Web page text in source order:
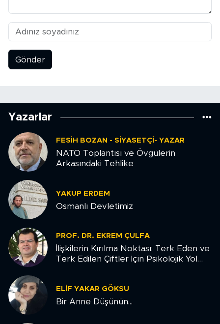
Gönder
Yazarlar
FESIH BOZAN - SIYASETÇI- YAZAR
NATO Toplantısı ve Övgülerin
Arkasındaki Tehlike
YAKUP ERDEM
Osmanlı Devletimiz
PROF. DR. EKREM ÇULFA
İlişkilerin Kırılma Noktası: Terk Eden ve
Terk Edilen Çiftler İçin Psikolojik Yol
ELIF YAKAR GÖKSU
Bir Anne Düşünün...